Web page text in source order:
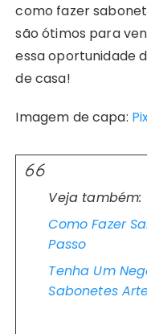
como fazer
são ótimos para
essa oportunidade
de casa!
Imagem de capa:
Veja também:
Como Fazer
Passo
Tenha Um
Sabonetes